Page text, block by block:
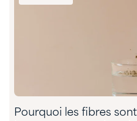
Pourquoi les fibres